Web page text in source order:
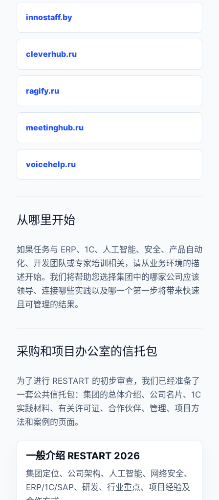
innostaff.by
cleverhub.ru
ragify.ru
meetinghub.ru
voicehelp.ru
从哪里开始
如果任务与 ERP、1C、人工智能、安全、产品自动
化、开发团队或专家培训相关，请从业务环境的描
述开始。我们将帮助您选择集团中的哪家公司应该
领导、连接哪些实践以及哪一个第一步将带来快速
且可管理的结果。
采购和项目办公室的信托包
为了进行 RESTART 的初步审查，我们已经准备了
一套公共信托包：集团的总体介绍、公司名片、1C
实践材料、有关许可证、合作伙伴、管理、项目方
法和案例的页面。
一般介绍 RESTART 2026
集团定位、公司架构、人工智能、网络安全、
ERP/1C/SAP、研发、行业重点、项目经验及